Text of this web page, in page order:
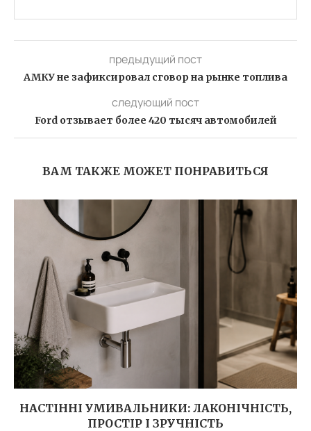
предыдущий пост
АМКУ не зафиксировал сговор на рынке топлива
следующий пост
Ford отзывает более 420 тысяч автомобилей
ВАМ ТАКЖЕ МОЖЕТ ПОНРАВИТЬСЯ
НАСТІННІ УМИВАЛЬНИКИ: ЛАКОНІЧНІСТЬ,
ПРОСТІР І ЗРУЧНІСТЬ